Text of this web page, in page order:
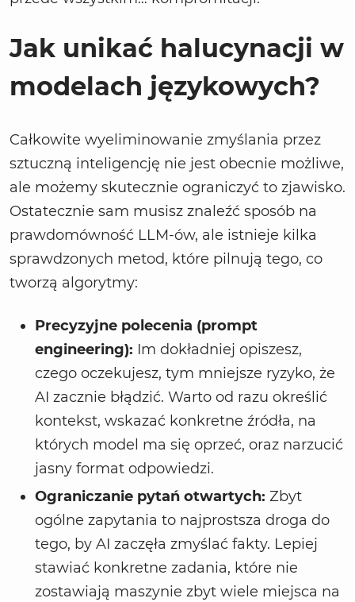
Jak unikać halucynacji w
modelach językowych?
Całkowite wyeliminowanie zmyślania przez
sztuczną inteligencję nie jest obecnie możliwe,
ale możemy skutecznie ograniczyć to zjawisko.
Ostatecznie sam musisz znaleźć sposób na
prawdomówność LLM-ów, ale istnieje kilka
sprawdzonych metod, które pilnują tego, co
tworzą algorytmy:
Precyzyjne polecenia (prompt
engineering): Im dokładniej opiszesz,
czego oczekujesz, tym mniejsze ryzyko, że
AI zacznie błądzić. Warto od razu określić
kontekst, wskazać konkretne źródła, na
których model ma się oprzeć, oraz narzucić
jasny format odpowiedzi.
Ograniczanie pytań otwartych: Zbyt
ogólne zapytania to najprostsza droga do
tego, by AI zaczęła zmyślać fakty. Lepiej
stawiać konkretne zadania, które nie
zostawiają maszynie zbyt wiele miejsca na